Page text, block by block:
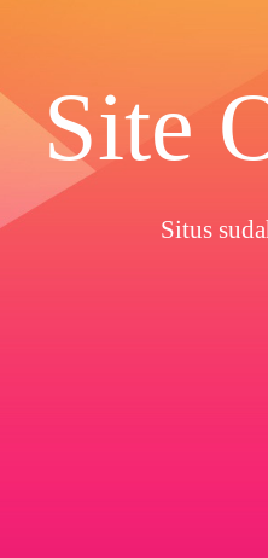
Site
Situs